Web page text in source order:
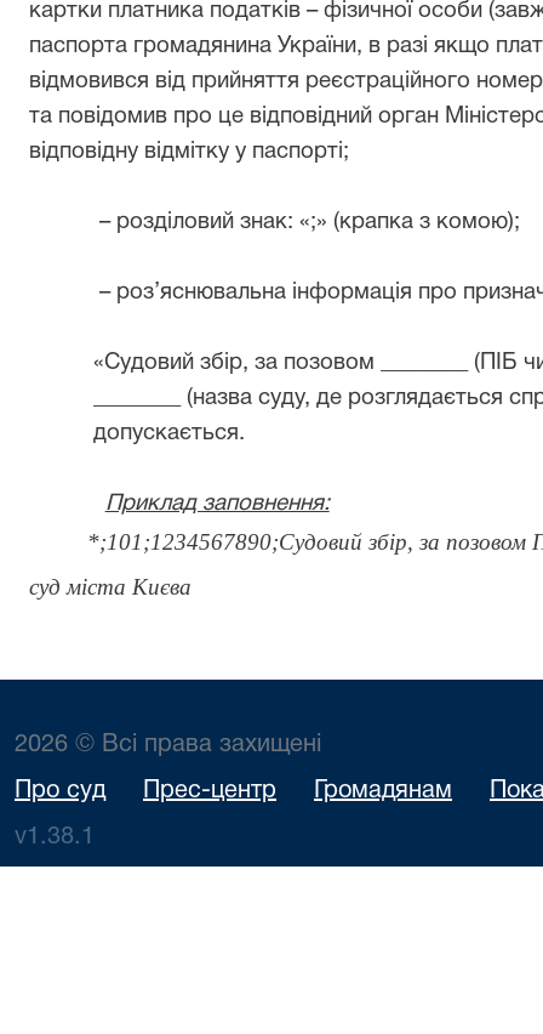
картки платника податків –фізичної особи
паспорта громадянина України, в разі якщо
відмовився від прийняття реєстраційного
та повідомив про це відповідний орган
відповідну відмітку у паспорті;
– розділовий знак: «;» (крапка з комою);
– роз’яснювальна інформація про
«Судовий збір, за позовом ( ПІБ
(назва суду, де розглядається
допускається.
Приклад заповнення:
*;101;1234567890;Судовий збір, за позовом
суд міста Києва
2026 © Всі права захищені
Про суд Прес-центр Громадянам
v1.38.1